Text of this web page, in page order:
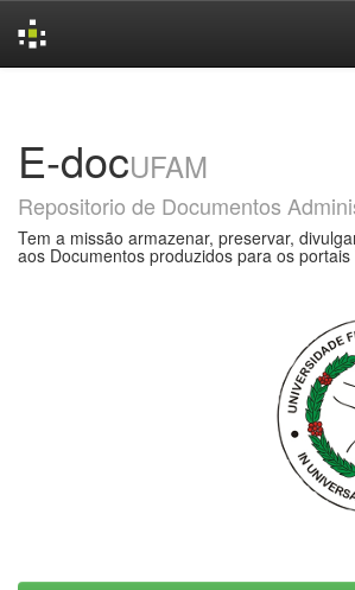
E-docUFAM
Repositorio de Documentos
Tem a missão armazenar, preservar,
aos Documentos produzidos para os